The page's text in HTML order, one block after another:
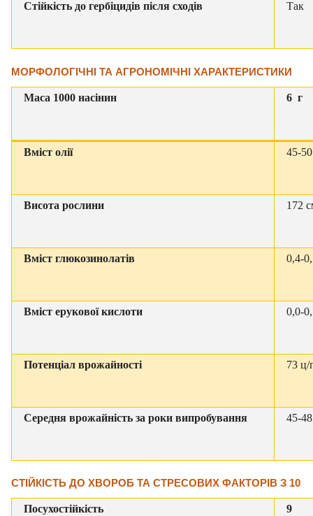
Стійкість до гербіцидів після сходів Так
МОРФОЛОГІЧНІ ТА АГРОНОМІЧНІ ХАРАКТЕРИСТИКИ
Маса 1000 насінин 6 г
Вміст олії 45-
Висота рослини 172
Вміст глюкозинолатів 0,4-
Вміст ерукової кислоти 0,0-
Потенціал врожайності 73 ц/
Середня врожайність за роки випробування 45-
СТІЙКІСТЬ ДО ХВОРОБ ТА СТРЕСОВИХ ФАКТОРІВ З 10
Посухостійкість 9